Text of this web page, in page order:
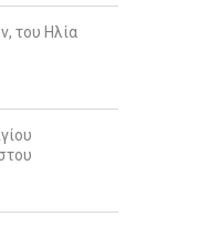
του Ηλία